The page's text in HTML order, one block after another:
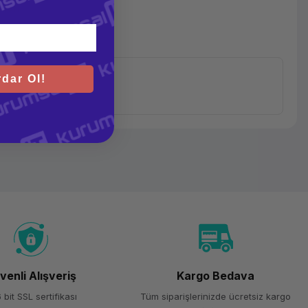
Neptune
4 Max
FDM
Alışveriş
bit SSL sertifikası
Kargo Bedava
Tüm siparişlerinizde ücretsiz kargo
Ol!